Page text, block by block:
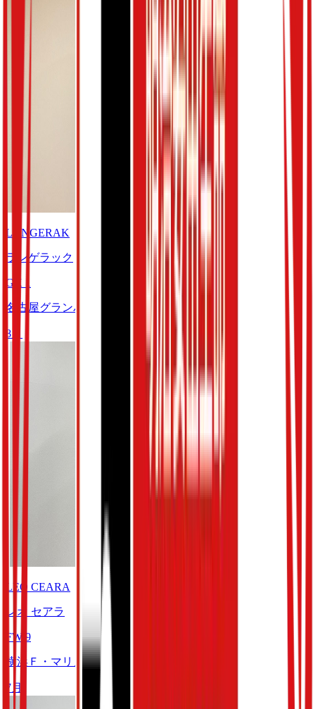
LANGERAK
ランゲラック
GK 1
名古屋グランパス
8
LEO CEARA
レオ セアラ
FW 9
横浜Ｆ・マリノス
7 月